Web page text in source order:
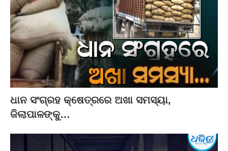
ଧାନ ସଂଗ୍ରହ କ୍ଷେତ୍ରରେ ଅଖା ସମସ୍ୟା,
ଜିଲାପାଳଙ୍କୁ…